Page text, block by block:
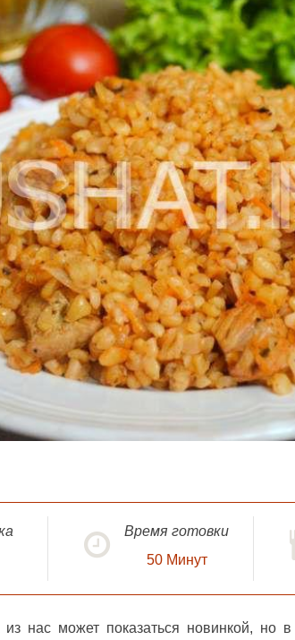
Время готовки
50 Минут
из нас может показаться новинкой, но